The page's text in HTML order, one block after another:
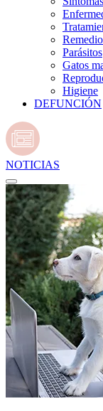
Parásitos
Gatos
Higiene
DEFUNCIÓN
NOTICIAS